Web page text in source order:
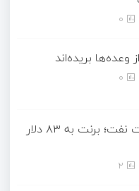
0
وعده‌ها بریده‌اند
0
جهش دوباره قیمت نفت؛ برنت به ۸۳ دلار
2